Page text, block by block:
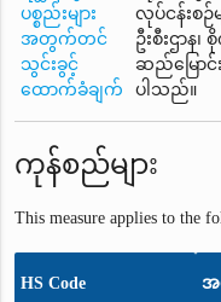
ပစ္စည်းများ
အတွက်တင်
သွင်းခွင့်
ထောက်ခံချက်
လုပ်ငန်းစဉ်
ဦးစီးဌာန၊
ဆည်မြောင်
ပါသည်။
ကုန်စည်များ
This measure applies to the
HS Code အ